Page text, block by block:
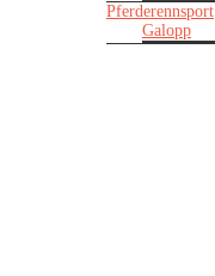
Pferderennsport
Galopp